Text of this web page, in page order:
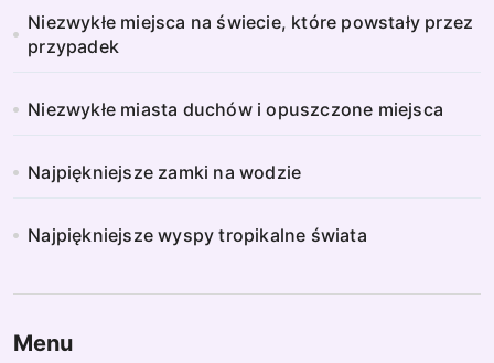
Niezwykłe miejsca na świecie, które powstały przez
przypadek
Niezwykłe miasta duchów i opuszczone miejsca
Najpiękniejsze zamki na wodzie
Najpiękniejsze wyspy tropikalne świata
Menu